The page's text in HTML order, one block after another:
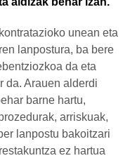
unean eta
lanpostura, ba bere
da eta
da. Arauen alderdi
barne hartu,
arriskuak,
lanpostu bakoitzari
ez hartua